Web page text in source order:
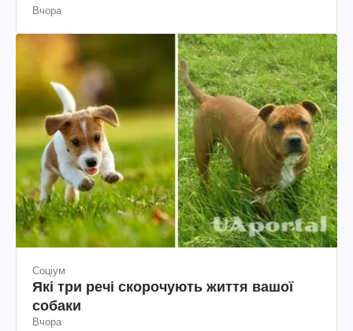
Вчора
Соціум
Які три речі скорочують життя вашої
собаки
Вчора